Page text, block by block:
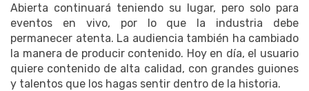
Abierta continuará teniendo su lugar, pero solo para
eventos en vivo, por lo que la industria debe
permanecer atenta. La audiencia también ha cambiado
la manera de producir contenido. Hoy en día, el usuario
quiere contenido de alta calidad, con grandes guiones
y talentos que los hagas sentir dentro de la historia.